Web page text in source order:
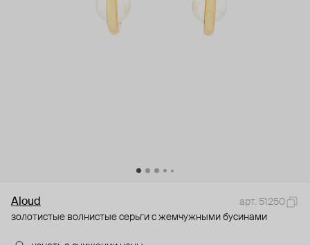
Aloud
арт. 51250
золотистые волнистые серьги с жемчужными бусинами